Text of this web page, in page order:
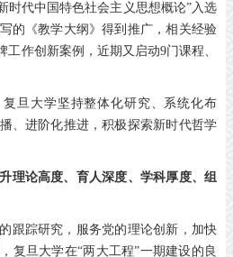
时代中国特色社会主义思想概论”入选
的《教学大纲》得到推广，相关经验
工作创新案例，近期又启动9门课程、
旦大学坚持整体化研究、系统化布
、进阶化推进，积极探索新时代哲学
理论高度、育人深度、学科厚度、组
跟踪研究，服务党的理论创新，加快
复旦大学在“两大工程”一期建设的良